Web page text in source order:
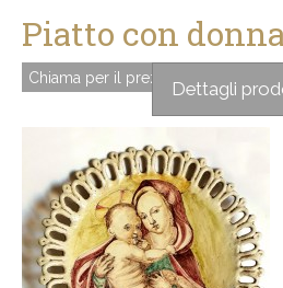
Piatto con
Chiama per il prezzo
Dettagli